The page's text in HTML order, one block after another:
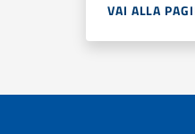
VAI ALLA